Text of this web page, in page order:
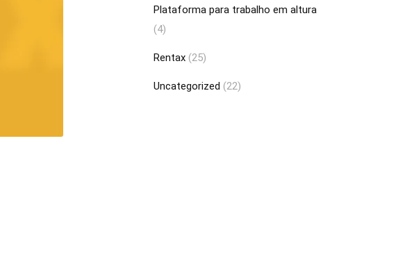
Plataforma para trabalho em altura
(4)
Rentax (25)
Uncategorized (22)